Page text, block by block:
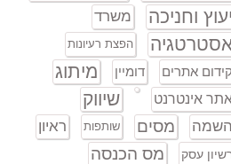
יעוץ וחניכה משרד
הפצת רעיונות
קידום אתרים דומיין מיתוג
אינטרנט שיווק
השמה מסים שותפות ראיון
עסק
מס הכנסה